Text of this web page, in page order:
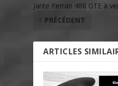
Jante Ferrari 488 GTE à
PRÉCÉDENT
ARTICLES